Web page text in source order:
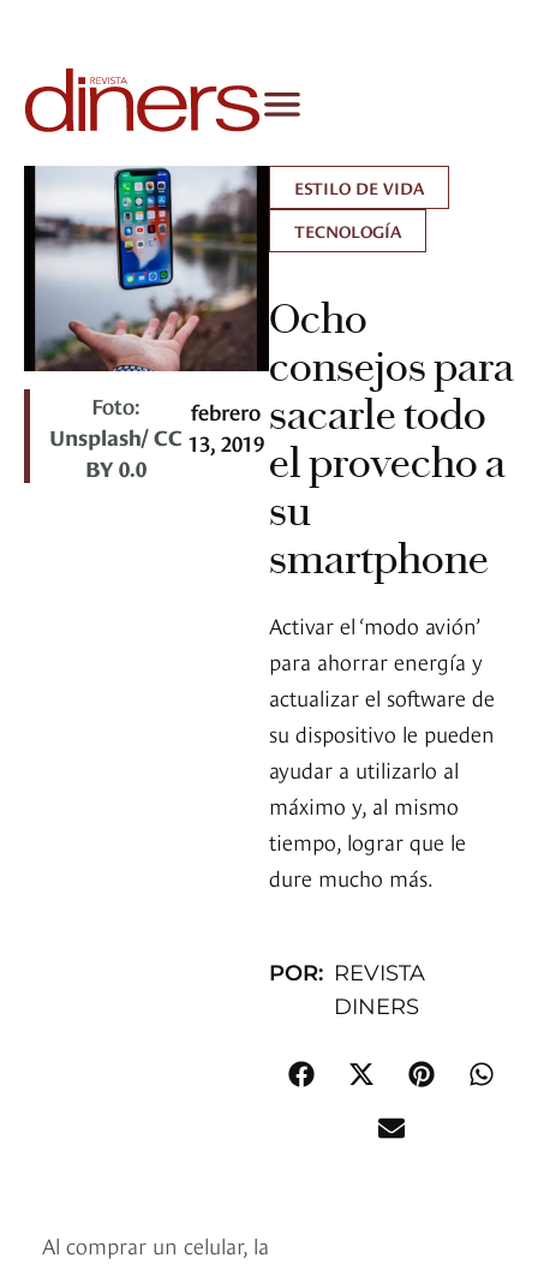
Foto:
Unsplash/ CC
BY 0.0
febrero
13, 2019
ESTILO DE VIDA
TECNOLOGÍA
Ocho
consejos para
sacarle todo
el provecho a
su
smartphone
Activar el ‘modo avión’
para ahorrar energía y
actualizar el software de
su dispositivo le pueden
ayudar a utilizarlo al
máximo y, al mismo
tiempo, lograr que le
dure mucho más.
POR: REVISTA
DINERS
Al comprar un celular, la